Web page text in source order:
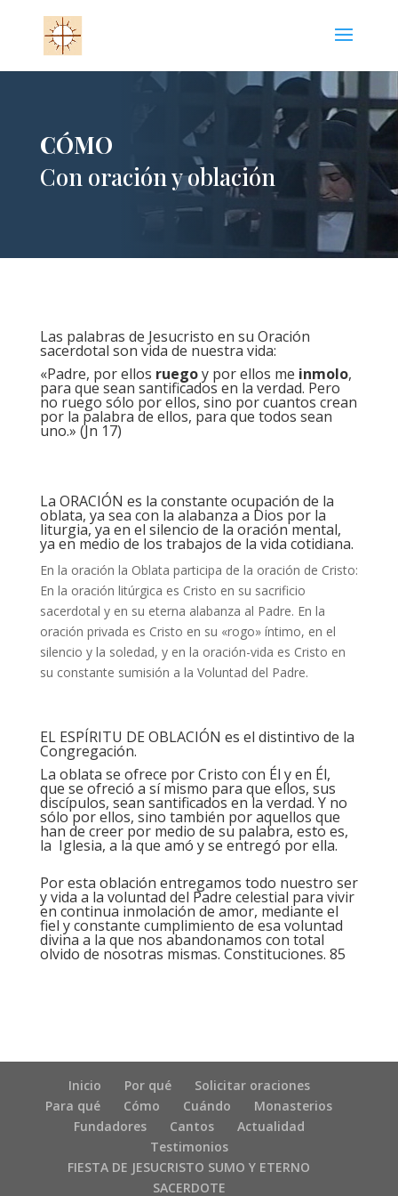
CÓMO
Con oración y oblación
Las palabras de Jesucristo en su Oración
sacerdotal son vida de nuestra vida:
«Padre, por ellos ruegoy por ellos me inmolo,
para que sean santificados en la verdad. Pero
no ruego sólo por ellos, sino por cuantos crean
por la palabra de ellos, para que todos sean
uno.» (Jn 17)
La ORACIÓN es la constante ocupación de la
oblata, ya sea con la alabanza a Dios por la
liturgia, ya en el silencio de la oración mental,
ya en medio de los trabajos de la vida cotidiana.
En la oración la Oblata participa de la oración de Cristo:
En la oración litúrgica es Cristo en su sacrificio
sacerdotal y en su eterna alabanza al Padre. En la
oración privada es Cristo en su «rogo» íntimo, en el
silencio y la soledad, y en la oración-vida es Cristo en
su constante sumisión a la Voluntad del Padre.
EL ESPÍRITU DE OBLACIÓN es el distintivo de la
Congregación.
La oblata se ofrece por Cristo con Él y en Él,
que se ofreció a sí mismo para que ellos, sus
discípulos, sean santificados en la verdad. Y no
sólo por ellos, sino también por aquellos que
han de creer por medio de su palabra, esto es,
la Iglesia, a la que amó y se entregó por ella.
Por esta oblación entregamos todo nuestro ser
y vida a la voluntad del Padre celestial para vivir
en continua inmolación de amor, mediante el
fiel y constante cumplimiento de esa voluntad
divina a la que nos abandonamos con total
olvido de nosotras mismas. Constituciones. 85
Inicio Por qué
Solicitar oraciones
Para qué
Cómo Cuándo
Monasterios
Fundadores
Cantos
Actualidad
Testimonios
FIESTA DE JESUCRISTO SUMO Y ETERNO
SACERDOTE